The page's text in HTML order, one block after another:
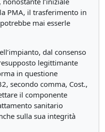
PMA, il trasferimento in
mai esserle
dal consenso
legittimante
in questione
secondo comma, Cost.,
il componente
sanitario
sulla sua integrità